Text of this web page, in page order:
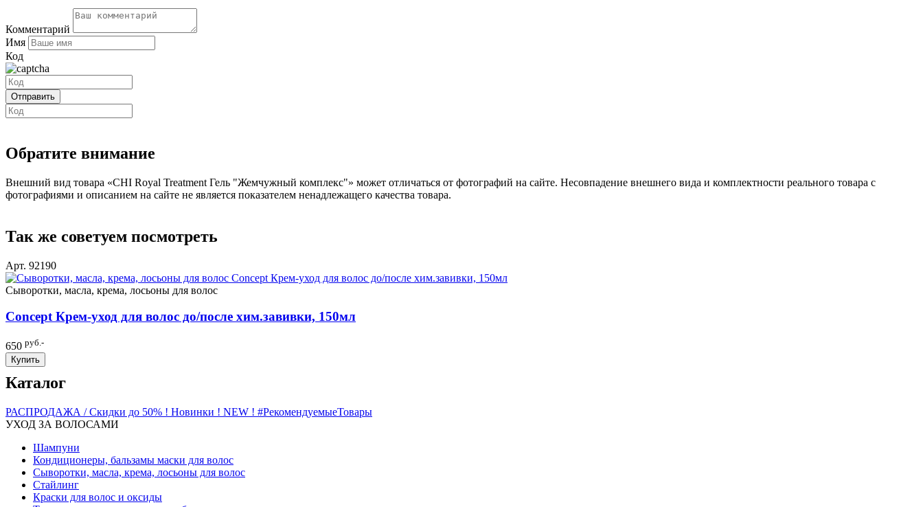
Комментарий
Имя
Код
Обратите внимание
Внешний вид товара «CHI Royal Treatment Гель "Жемчужный комплекс"» может отличаться от фотографий на сайте. Несовпадение внешнего вида и комплектности реального товара с
фотографиями и описанием на сайте не является показателем ненадлежащего качества товара.
Так же советуем посмотреть
Арт. 92190
Сыворотки, масла, крема, лосьоны для волос
Concept Крем-уход для волос до/после хим.завивки, 150мл
650 руб.-
Купить
Каталог
РАСПРОДАЖА / Скидки до 50% ! Новинки ! NEW ! #РекомендуемыеТовары
УХОД ЗА ВОЛОСАМИ
Шампуни
Кондиционеры, бальзамы маски для волос
Сыворотки, масла, крема, лосьоны для волос
Стайлинг
Краски для волос и оксиды